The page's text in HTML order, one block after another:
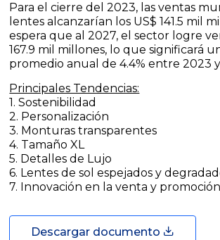
Para el cierre del 2023, las ventas
lentes alcanzarían los US$ 141.5 mil
espera que al 2027, el sector logre
167.9 mil millones, lo que significará
promedio anual de 4.4% entre 2023
Principales Tendencias:
1. Sostenibilidad
2. Personalización
3. Monturas transparentes
4. Tamaño XL
5. Detalles de Lujo
6. Lentes de sol espejados y
7. Innovación en la venta y promoción
Descargar documento